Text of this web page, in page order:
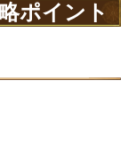
ポイント